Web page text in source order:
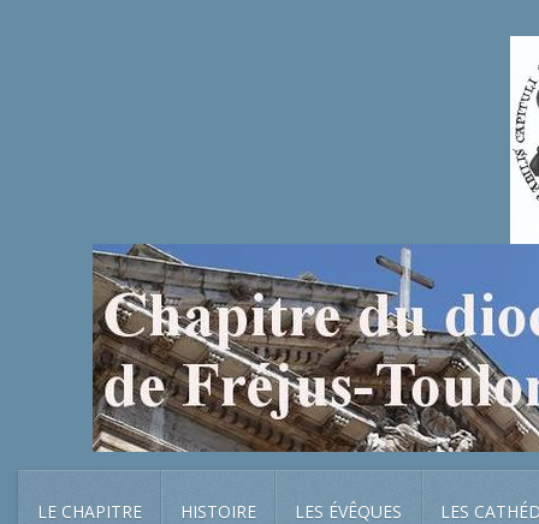
LE CHAPITRE HISTOIRE LES ÉVÊQUES LES